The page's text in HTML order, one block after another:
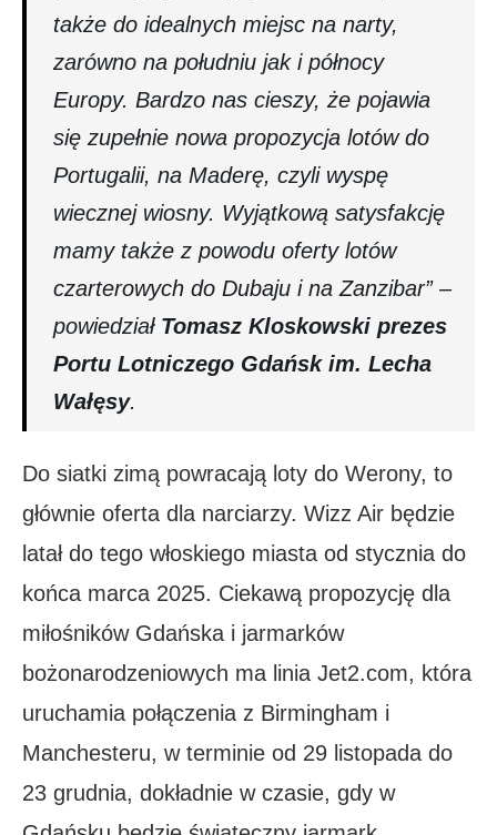
także do idealnych miejsc na narty,
zarówno na południu jak i północy
Europy. Bardzo nas cieszy, że pojawia
się zupełnie nowa propozycja lotów do
Portugalii, na Maderę, czyli wyspę
wiecznej wiosny. Wyjątkową satysfakcję
mamy także z powodu oferty lotów
czarterowych do Dubaju i na Zanzibar” –
powiedział Tomasz Kloskowski prezes
Portu Lotniczego Gdańsk im. Lecha
Wałęsy.
Do siatki zimą powracają loty do Werony, to
głównie oferta dla narciarzy. Wizz Air będzie
latał do tego włoskiego miasta od stycznia do
końca marca 2025. Ciekawą propozycję dla
miłośników Gdańska i jarmarków
bożonarodzeniowych ma linia Jet2.com, która
uruchamia połączenia z Birmingham i
Manchesteru, w terminie od 29 listopada do
23 grudnia, dokładnie w czasie, gdy w